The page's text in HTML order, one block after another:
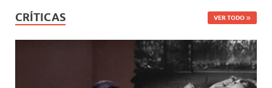
CRÍTICAS VER TODO